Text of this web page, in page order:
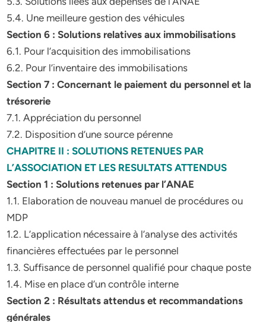
5.4. Une meilleure gestion des véhicules
Section 6 : Solutions relatives aux immobilisations
6.1. Pour l’acquisition des immobilisations
6.2. Pour l’inventaire des immobilisations
Section 7 : Concernant le paiement du personnel et la
trésorerie
7.1. Appréciation du personnel
7.2. Disposition d’une source pérenne
CHAPITRE II : SOLUTIONS RETENUES PAR
L’ASSOCIATION ET LES RESULTATS ATTENDUS
Section 1 : Solutions retenues par l’ANAE
1.1. Elaboration de nouveau manuel de procédures ou
MDP
1.2. L’application nécessaire à l’analyse des activités
financières effectuées par le personnel
1.3. Suffisance de personnel qualifié pour chaque poste
1.4. Mise en place d’un contrôle interne
Section 2 : Résultats attendus et recommandations
générales